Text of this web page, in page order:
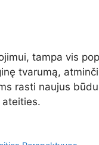
tampa vis
tvarumą,
rasti naujus